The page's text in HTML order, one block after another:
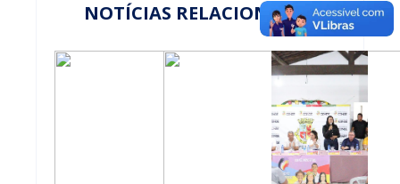
NOTÍCIAS RELACIONADAS